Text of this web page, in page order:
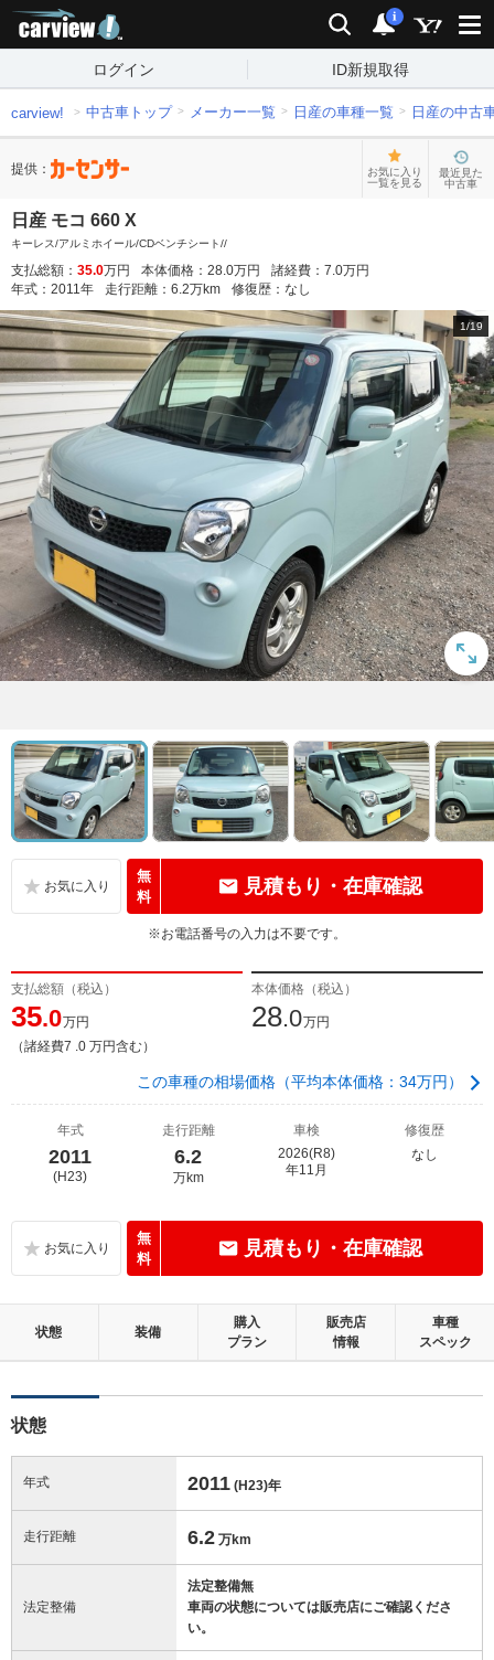
検索 通知
i
ログイン ID新規取得
carview! 中古車トップ メーカー一覧 日産の車種一覧 日産の中古
提供：
お気に入り
一覧を見る
最近見た
中古車
日産 モコ 660 X
キーレス/アルミホイール/CDベンチシート//
支払総額： 35.0万円 本体価格： 28.0万円 諸経費： 7.0万円
年式： 2011年 走行距離： 6.2万km 修復歴： なし
1/19
無
料
見積もり・在庫確認
※お電話番号の入力は不要です。
支払総額（税込）
35.0万円
（諸経費7 .0 万円含む）
本体価格（税込）
28.0万円
この車種の相場価格（平均本体価格：34万円）
年式
2011
(H23)
走行距離
6.2
万km
車検
2026(R8)
年11月
修復歴
なし
無
料
見積もり・在庫確認
状態 装備
購入
プラン
販売店
情報
車種
スペック
状態
年式 2011 (H23)年
走行距離 6.2 万km
法定整備
法定整備無
車両の状態については販売店にご確認くださ
い。